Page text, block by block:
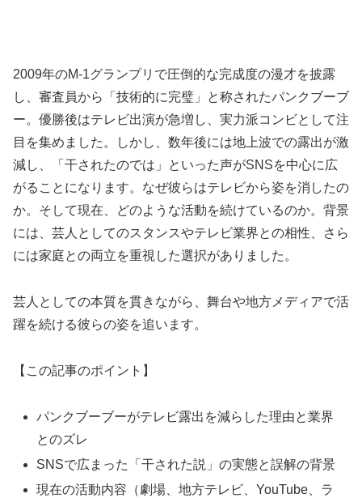
2009年のM-1グランプリで圧倒的な完成度の漫才を披露
し、審査員から「技術的に完璧」と称されたパンクブーブ
ー。優勝後はテレビ出演が急増し、実力派コンビとして注
目を集めました。しかし、数年後には地上波での露出が激
減し、「干されたのでは」といった声がSNSを中心に広
がることになります。なぜ彼らはテレビから姿を消したの
か。そして現在、どのような活動を続けているのか。背景
には、芸人としてのスタンスやテレビ業界との相性、さら
には家庭との両立を重視した選択がありました。
芸人としての本質を貫きながら、舞台や地方メディアで活
躍を続ける彼らの姿を追います。
【この記事のポイント】
パンクブーブーがテレビ露出を減らした理由と業界
とのズレ
SNSで広まった「干された説」の実態と誤解の背景
現在の活動内容（劇場、地方テレビ、YouTube、ラ